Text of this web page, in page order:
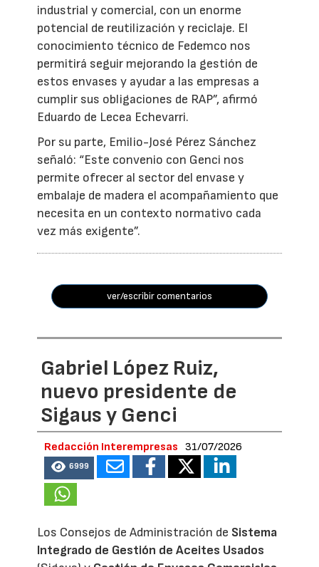
industrial y comercial, con un enorme
potencial de reutilización y reciclaje. El
conocimiento técnico de Fedemco nos
permitirá seguir mejorando la gestión de
estos envases y ayudar a las empresas a
cumplir sus obligaciones de RAP”, afirmó
Eduardo de Lecea Echevarri.
Por su parte, Emilio-José Pérez Sánchez
señaló: “Este convenio con Genci nos
permite ofrecer al sector del envase y
embalaje de madera el acompañamiento que
necesita en un contexto normativo cada
vez más exigente”.
ver/escribir comentarios
Gabriel López Ruiz,
nuevo presidente de
Sigaus y Genci
Redacción Interempresas 31/07/2026
6999
Los Consejos de Administración de Sistema
Integrado de Gestión de Aceites Usados